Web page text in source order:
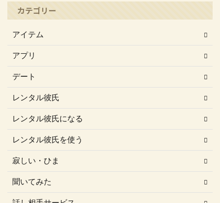
カテゴリー
アイテム
アプリ
デート
レンタル彼氏
レンタル彼氏になる
レンタル彼氏を使う
寂しい・ひま
聞いてみた